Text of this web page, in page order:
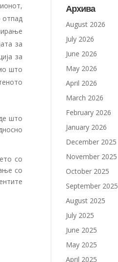
отпад
за
за
што
што
со
со
Архива
August 2026
July 2026
June 2026
May 2026
April 2026
March 2026
February 2026
January 2026
December 2025
November 2025
October 2025
September 2025
August 2025
July 2025
June 2025
May 2025
April 2025